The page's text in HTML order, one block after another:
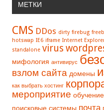
МЕТКИ
CMS DDos dirty firebug
hotswap IE6 iframe Internet
standalone virus
мифология антивирус
взлом сайта домены
как выбрать хостинг
мероприятие обучение
поисковые системы почта